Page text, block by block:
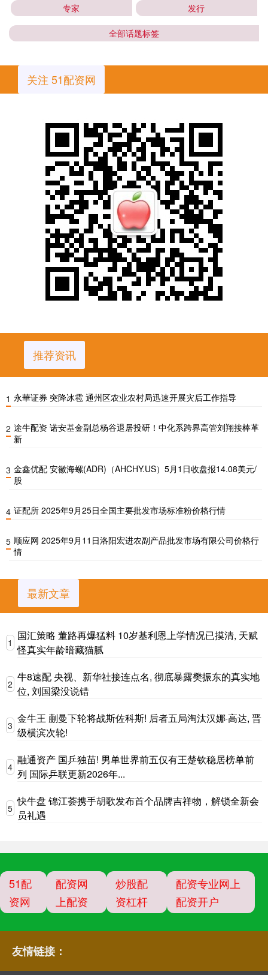
专家 发行
全部话题标签
关注 51配资网
推荐资讯
1 永華证券 突降冰雹 通州区农业农村局迅速开展灾后工作指导
2 途牛配资 诺安基金副总杨谷退居投研！中化系跨界高管刘翔接棒革
新
3 金鑫优配 安徽海螺(ADR)（AHCHY.US）5月1日收盘报14.08美元/
股
4 证配所 2025年9月25日全国主要批发市场标准粉价格行情
5 顺应网 2025年9月11日洛阳宏进农副产品批发市场有限公司价格行
情
最新文章
1
国汇策略 董路再爆猛料 10岁基利恩上学情况已摸清, 天赋
怪真实年龄暗藏猫腻
2
牛8速配 央视、新华社接连点名, 彻底暴露樊振东的真实地
位, 刘国梁没说错
3
金牛王 蒯曼下轮将战斯佐科斯! 后者五局淘汰汉娜·高达, 晋
级横滨次轮!
4
融通资产 国乒独苗! 男单世界前五仅有王楚钦稳居榜单前
列 国际乒联更新2026年...
5
快牛盘 锦江荟携手胡歌发布首个品牌吉祥物，解锁全新会
员礼遇
51配
资网
配资网
上配资
炒股配
资杠杆
配资专业网上
配资开户
友情链接：